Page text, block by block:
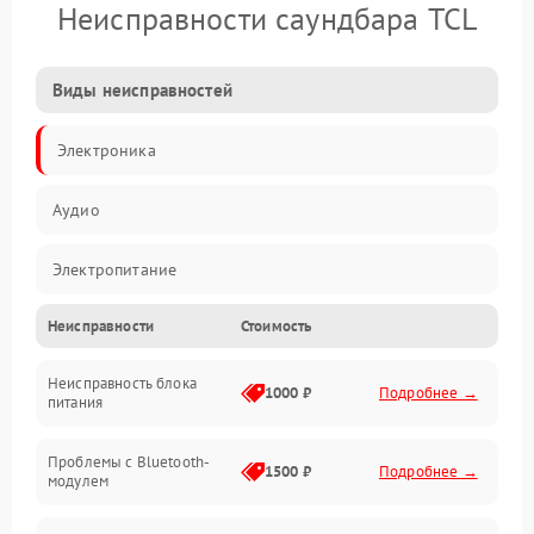
Неисправности саундбара TCL
Виды неисправностей
Электроника
Аудио
Электропитание
Интерфейсы
Связь
Неисправности Стоимость
Неисправность блока
питания
1000 ₽ Подробнее →
Проблемы с Bluetooth-
модулем
1500 ₽ Подробнее →